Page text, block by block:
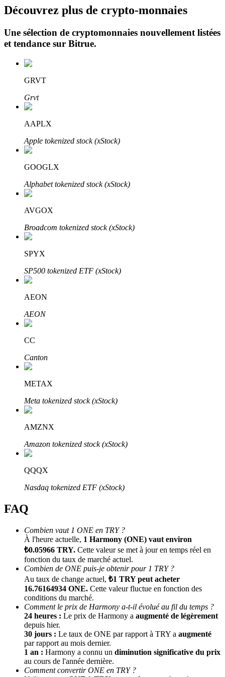
Investissement automobile
Obtenez des bénéfices à long terme et des intérêts flexibles
Bitrue
Partenaires Bitrue
Affiliés Bitrue
Jusqu'à 65 % de commissions !
Parrainage
Invitez un ami pour recevoir des récompenses en espèces
Deposit CASHCAT & Win
Découvrez plus de crypto-monnaies
Une sélection de cryptomonnaies nouvellement listées
et tendance sur Bitrue.
GRVT
Grvt
AAPLX
Apple tokenized stock (xStock)
GOOGLX
Alphabet tokenized stock (xStock)
AVGOX
Broadcom tokenized stock (xStock)
SPYX
SP500 tokenized ETF (xStock)
AEON
AEON
CC
Canton
METAX
Meta tokenized stock (xStock)
AMZNX
Amazon tokenized stock (xStock)
QQQX
Nasdaq tokenized ETF (xStock)
FAQ
Combien vaut 1 ONE en TRY ?
À l'heure actuelle, 1 Harmony (ONE) vaut environ
₺0.05966 TRY. Cette valeur se met à jour en temps réel en
fonction du taux de marché actuel.
Combien de ONE puis-je obtenir pour 1 TRY ?
Au taux de change actuel, ₺1 TRY peut acheter
16.76164934 ONE. Cette valeur fluctue en fonction des
conditions du marché.
Comment le prix de Harmony a-t-il évolué au fil du temps ?
24 heures : Le prix de Harmony a augmenté de légèrement
depuis hier.
30 jours : Le taux de ONE par rapport à TRY a augmenté
par rapport au mois dernier.
1 an : Harmony a connu un diminution significative du prix
au cours de l'année dernière.
Comment convertir ONE en TRY ?